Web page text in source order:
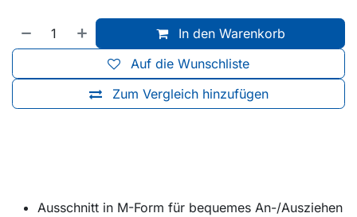
In den Warenkorb
Zum Vergleich hinzufügen
Auf die Wunschliste
Ausschnitt in M-Form für bequemes An-/Ausziehen